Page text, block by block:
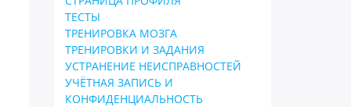
ТЕСТЫ
ТРЕНИРОВКА МОЗГА
ТРЕНИРОВКИ И ЗАДАНИЯ
УСТРАНЕНИЕ НЕИСПРАВНОСТЕЙ
УЧЁТНАЯ ЗАПИСЬ И
КОНФИДЕНЦИАЛЬНОСТЬ